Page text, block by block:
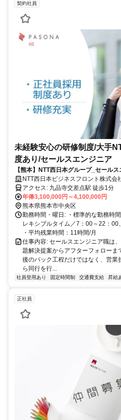
契約社員
未経験安心の研修制度/大手
度あり/セールスエンジニア
【熊本】NTT西日本グループ_セール
歓迎 /20～40代活躍中！
NTT西日本ビジネスフロント株式会
アクセス: 九品寺交差点駅 徒歩1分
年俸3,100,000円～4,100,000円
熊本県熊本市中央区
勤務時間・曜日: ・標準的な勤務時
レキシブルタイム／7：00～22：
・平均残業時間：11時間/月
仕事内容: セールスエンジニア職は
題解決提案からアフターフォローま
後のバック工程だけではなく、営
ら同行を行...
社員登用あり 固定時間制 交通費支給 昇給
正社員